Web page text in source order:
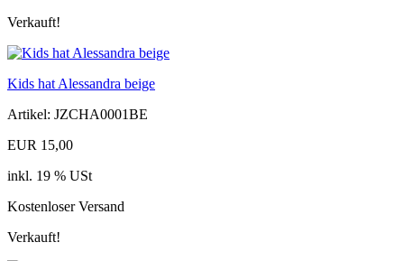
Verkauft!
Kids hat Alessandra beige
Artikel: JZCHA0001BE
EUR 15,00
inkl. 19 % USt
Kostenloser Versand
Verkauft!